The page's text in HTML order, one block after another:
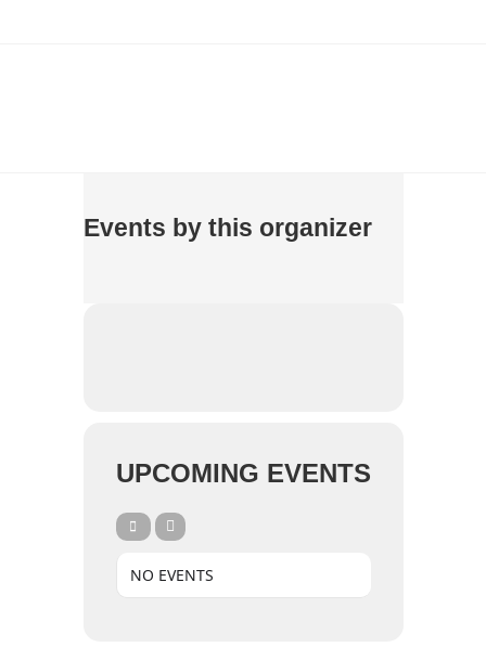
Events by this organizer
UPCOMING EVENTS
NO EVENTS